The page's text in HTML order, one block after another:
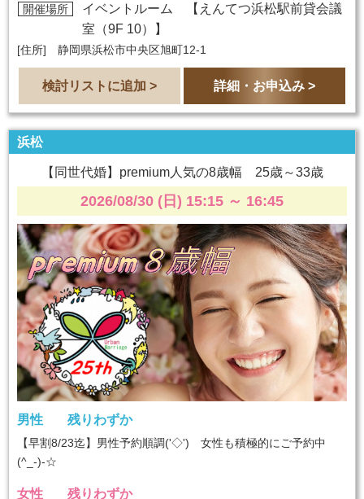
開催場所 イベントルーム 【 えんてつ浜松駅前貸会議
室（9F 10）
】
[住所] 静岡県浜松市中央区旭町12-1
検討リストに追加 > 詳細・お申込み >
浜松
【同世代婚】premium人気の8歳幅 25歳～33歳
2026/08/30 (日) 15:15 ～ 16:45
男性 残りわずか
【早割8/23迄】男性予約順調('◇')ゞ女性も積極的にご予約中
(^_-)-☆
女性 残りわずか